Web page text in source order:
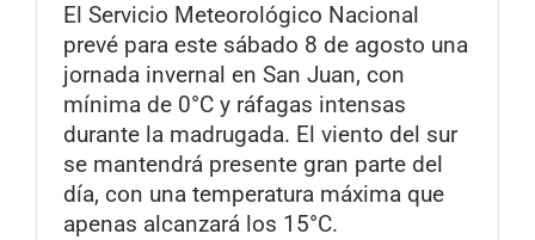
El Servicio Meteorológico Nacional
prevé para este sábado 8 de agosto una
jornada invernal en San Juan, con
mínima de 0°C y ráfagas intensas
durante la madrugada. El viento del sur
se mantendrá presente gran parte del
día, con una temperatura máxima que
apenas alcanzará los 15°C.